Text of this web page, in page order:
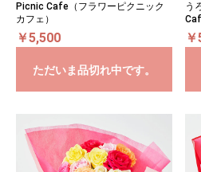
Picnic Cafe（フラワーピクニック
カフェ）
￥5,500
ただいま品切れ中です。
う